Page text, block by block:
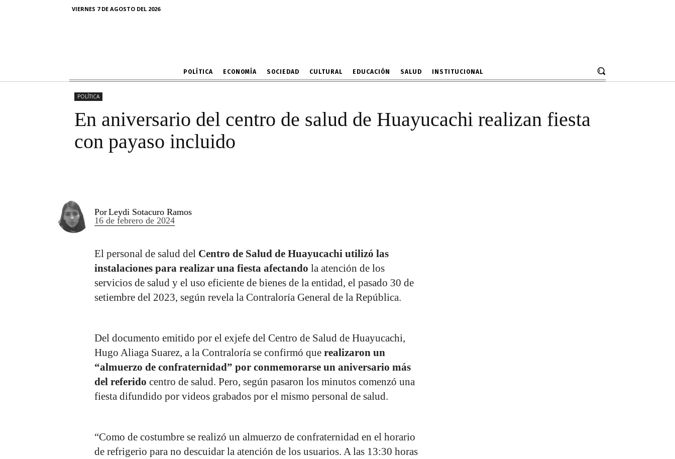
VIERNES 7 DE AGOSTO DEL 2026
POLÍTICA ECONOMÍA SOCIEDAD CULTURAL EDUCACIÓN SALUD INSTITUCIONAL
En aniversario del centro de salud de Huayucachi
POLÍTICA
En aniversario del centro de salud de Huayucachi realizan fiesta
con payaso incluido
PorLeydi Sotacuro Ramos
16 de febrero de 2024
El personal de salud del Centro de Salud de Huayucachi utilizó las
instalaciones para realizar una fiesta afectando la atención de los
servicios de salud y el uso eficiente de bienes de la entidad, el pasado 30 de
setiembre del 2023, según revela la Contraloría General de la República.
Del documento emitido por el exjefe del Centro de Salud de Huayucachi,
Hugo Aliaga Suarez, a la Contraloría se confirmó que realizaron un
“almuerzo de confraternidad” por conmemorarse un aniversario más
del referido centro de salud. Pero, según pasaron los minutos comenzó una
fiesta difundido por videos grabados por el mismo personal de salud.
“Como de costumbre se realizó un almuerzo de confraternidad en el horario
de refrigerio para no descuidar la atención de los usuarios. A las 13:30 horas